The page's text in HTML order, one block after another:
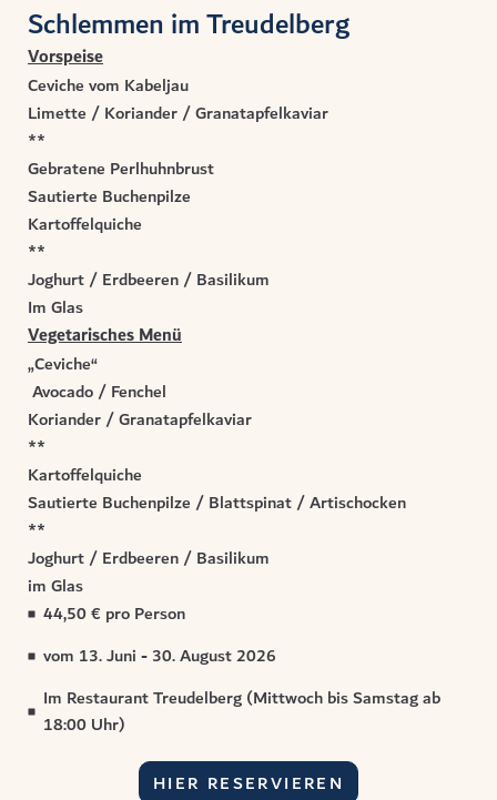
Schlemmen im Treudelberg
Vorspeise
Ceviche vom Kabeljau
Limette / Koriander / Granatapfelkaviar
**
Gebratene Perlhuhnbrust
Sautierte Buchenpilze
Kartoffelquiche
**
Joghurt / Erdbeeren / Basilikum
Im Glas
Vegetarisches Menü
„Ceviche“
Avocado / Fenchel
Koriander / Granatapfelkaviar
**
Kartoffelquiche
Sautierte Buchenpilze / Blattspinat / Artischocken
**
Joghurt / Erdbeeren / Basilikum
im Glas
44,50 € pro Person
vom 13. Juni - 30. August 2026
Im Restaurant Treudelberg (Mittwoch bis Samstag ab
18:00 Uhr)
HIER RESERVIEREN